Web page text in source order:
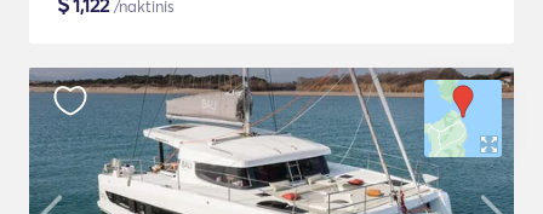
1,122/naktinis